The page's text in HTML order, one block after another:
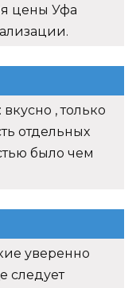
цены Уфа
, только
отдельных
было чем
уверенно
следует